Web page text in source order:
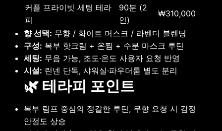
커플 프라이빗 세팅 테라
피
90분 (2
인)
₩310,000
향 선택: 무향 / 화이트 머스크 / 라벤더 블렌딩
구성: 복부 핫크림 + 온찜 + 수분 마스크 루틴
세팅: 무음 가능, 조도·온도 사용자 요청 반영
시설: 린넨 단독, 샤워실·파우더룸 별도 분리
🌿 테라피 포인트
복부 림프 중심의 정갈한 루틴, 무향 요청 시 감정
안정도 상승